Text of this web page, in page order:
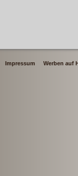
Impressum Werben auf